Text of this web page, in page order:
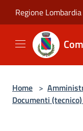
Regione Lombardia
Home >
Documenti